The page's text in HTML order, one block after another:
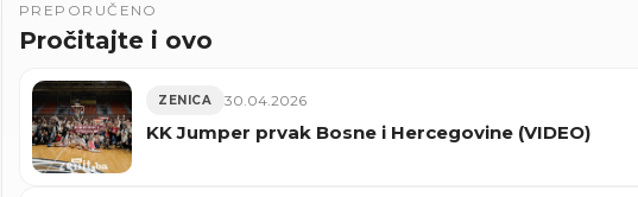
PREPORUČENO
Pročitajte i ovo
ZENICA 30.04.2026
KK Jumper prvak Bosne i Hercegovine (VIDEO)